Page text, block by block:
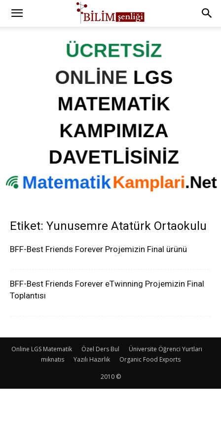
Etiket: Yunusemre Atatürk Ortaokulu
BFF-Best Friends Forever Projemizin Final ürünü
BFF-Best Friends Forever eTwinning Projemizin Final
Toplantısı
Online LGS Matematik Özel Ders Bul
Üniversite Öğrenci Yurtları
mıknatıs
Yazılı Hazırlık Organic Food Exports
2010 ©